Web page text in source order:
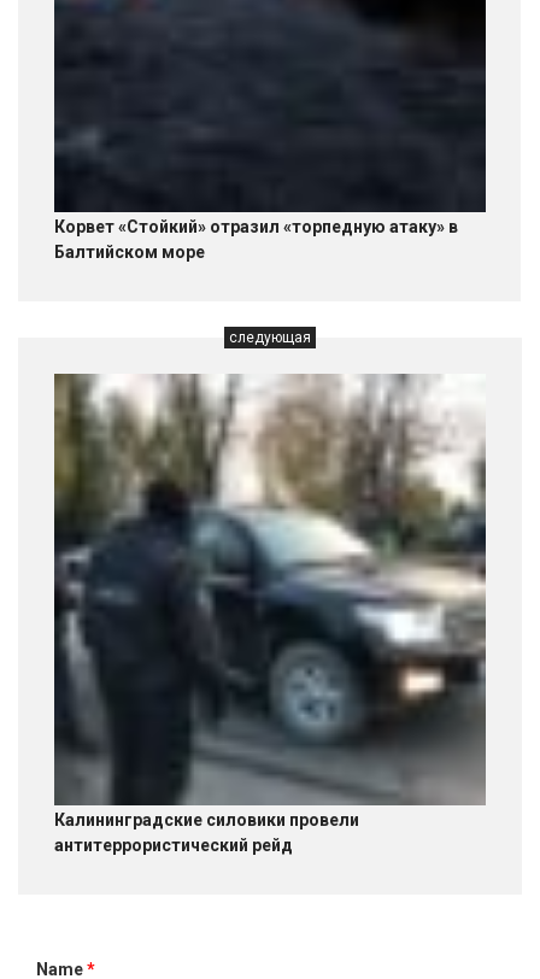
Корвет «Стойкий» отразил «торпедную атаку» в
Балтийском море
следующая
Калининградские силовики провели
антитеррористический рейд
Name*